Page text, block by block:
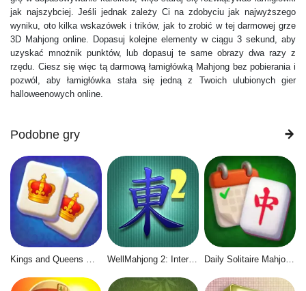
jak najszybciej. Jeśli jednak zależy Ci na zdobyciu jak najwyższego
wyniku, oto kilka wskazówek i trików, jak to zrobić w tej darmowej grze
3D Mahjong online. Dopasuj kolejne elementy w ciągu 3 sekund, aby
uzyskać mnożnik punktów, lub dopasuj te same obrazy dwa razy z
rzędu. Ciesz się więc tą darmową łamigłówką Mahjong bez pobierania i
pozwól, aby łamigłówka stała się jedną z Twoich ulubionych gier
halloweenowych online.
Podobne gry
WellMahjong 2: Internet Community Daily Solitaire Mahjong Classic